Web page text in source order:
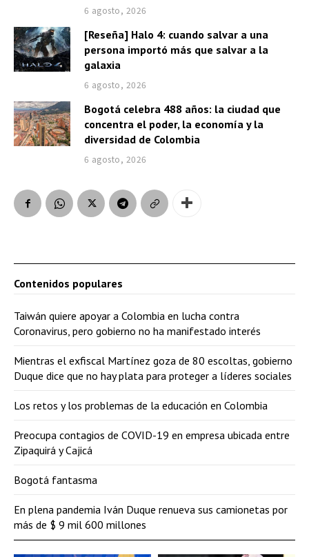
6 agosto, 2026
[Reseña] Halo 4: cuando salvar a una
persona importó más que salvar a la
galaxia
6 agosto, 2026
Bogotá celebra 488 años: la ciudad que
concentra el poder, la economía y la
diversidad de Colombia
6 agosto, 2026
Contenidos populares
Taiwán quiere apoyar a Colombia en lucha contra
Coronavirus, pero gobierno no ha manifestado interés
Mientras el exfiscal Martínez goza de 80 escoltas, gobierno
Duque dice que no hay plata para proteger a líderes sociales
Los retos y los problemas de la educación en Colombia
Preocupa contagios de COVID-19 en empresa ubicada entre
Zipaquirá y Cajicá
Bogotá fantasma
En plena pandemia Iván Duque renueva sus camionetas por
más de $ 9 mil 600 millones